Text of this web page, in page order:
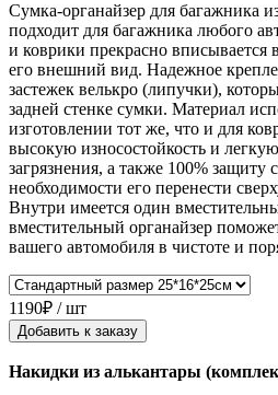
Сумка-органайзер для багажника
подходит для багажника любого
и коврики прекрасно вписывается
его внешний вид. Надежное
застежек велькро (липучки),
задней стенке сумки. Материал
изготовлении тот же, что и для
высокую износостойкость и
загрязнения, а также 100%
необходимости его перенести
Внутри имеется один
вместительный органайзер
вашего автомобиля в чистоте и
1190₽ / шт
Добавить к заказу
Накидки из алькантары